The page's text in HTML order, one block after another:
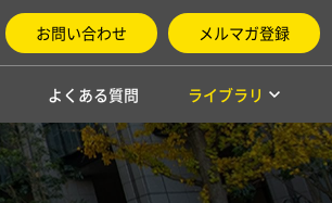
お問い合わせ メルマガ登録
よくある質問 ライブラリ